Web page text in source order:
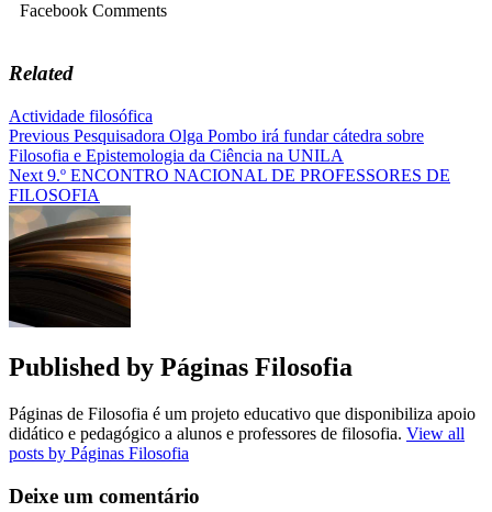
Facebook Comments
Related
Actividade filosófica
Navegação
de
artigos
Previous Pesquisadora Olga Pombo irá fundar cátedra sobre
Filosofia e Epistemologia da Ciência na UNILA
Next 9.º ENCONTRO NACIONAL DE PROFESSORES DE
FILOSOFIA
Published by Páginas Filosofia
Páginas de Filosofia é um projeto educativo que disponibiliza apoio
didático e pedagógico a alunos e professores de filosofia. View all
posts by Páginas Filosofia
Deixe um comentário